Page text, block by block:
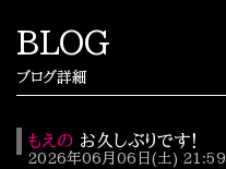
BLOG
ブログ詳細
もえの お久しぶりです！
2026年06月06日(土) 21:59